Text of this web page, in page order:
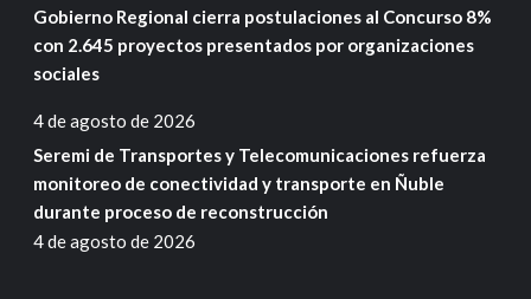
Gobierno Regional cierra postulaciones al Concurso 8%
con 2.645 proyectos presentados por organizaciones
sociales
4 de agosto de 2026
Seremi de Transportes y Telecomunicaciones refuerza
monitoreo de conectividad y transporte en Ñuble
durante proceso de reconstrucción
4 de agosto de 2026